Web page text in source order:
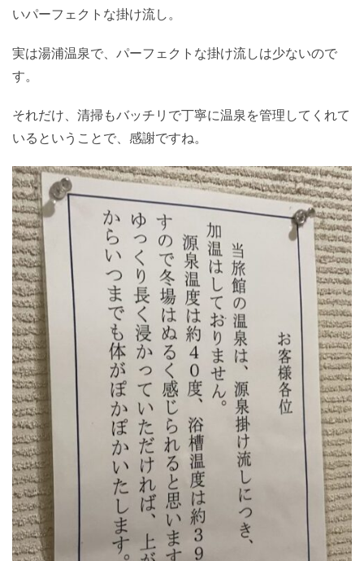
いパーフェクトな掛け流し。
実は湯浦温泉で、パーフェクトな掛け流しは少ないので
す。
それだけ、清掃もバッチリで丁寧に温泉を管理してくれて
いるということで、感謝ですね。